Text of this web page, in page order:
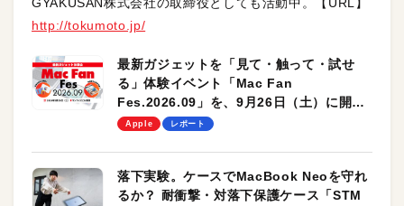
http://tokumoto.jp/
最新ガジェットを「見て・触って・試せ
る」体験イベント「Mac Fan
Fes.2026.09」を、9月26日（土）に開催
します！
Apple レポート
落下実験。ケースでMacBook Neoを守れ
るか？ 耐衝撃・対落下保護ケース「STM